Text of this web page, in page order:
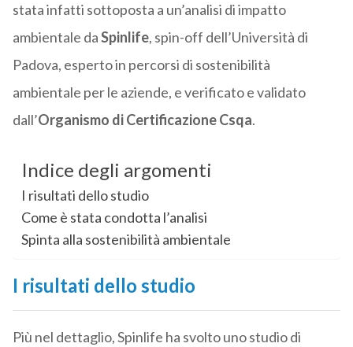
stata infatti sottoposta a un’analisi di impatto
ambientale daSpinlife, spin-off dell’Università di
Padova, esperto in percorsi di sostenibilità
ambientale per le aziende, e verificato e validato
dall’Organismo di Certificazione Csqa.
Indice degli argomenti
I risultati dello studio
Come è stata condotta l’analisi
Spinta alla sostenibilità ambientale
I risultati dello studio
Più nel dettaglio, Spinlife ha svolto uno studio di